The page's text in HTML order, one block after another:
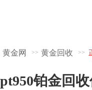
黄金网 >> 黄金回收 >>
pt950铂金回